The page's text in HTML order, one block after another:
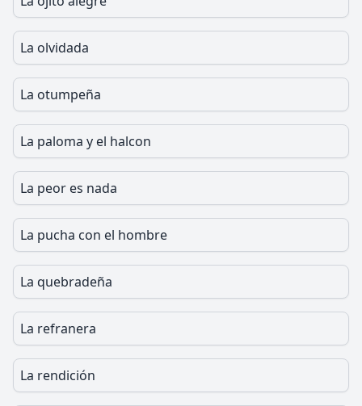
La olvidada
La otumpeña
La paloma y el halcon
La peor es nada
La pucha con el hombre
La quebradeña
La refranera
La rendición